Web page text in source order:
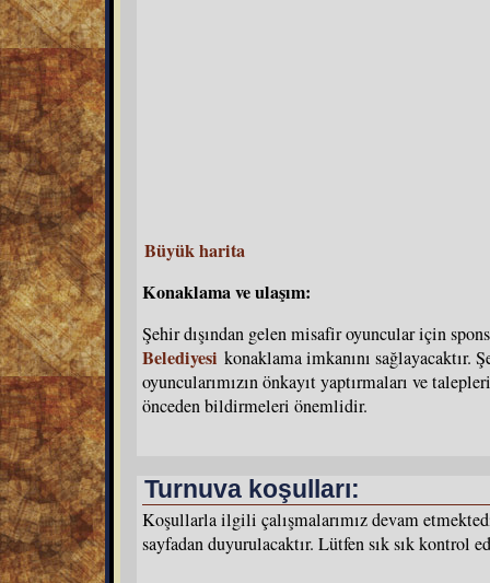
Büyük harita
Konaklama ve ulaşım:
Şehir dışından gelen misafir oyuncular için
Belediyesi konaklama imkanını sağlayacaktır.
oyuncularımızın önkayıt yaptırmaları ve
önceden bildirmeleri önemlidir.
Turnuva koşulları:
Koşullarla ilgili çalışmalarımız devam
sayfadan duyurulacaktır. Lütfen sık sık kontrol